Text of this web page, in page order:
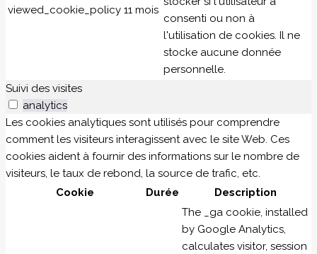
viewed_cookie_policy 11 mois
consenti ou non à
l'utilisation de cookies. Il ne
stocke aucune donnée
personnelle.
Suivi des visites
analytics
Les cookies analytiques sont utilisés pour comprendre
comment les visiteurs interagissent avec le site Web. Ces
cookies aident à fournir des informations sur le nombre de
visiteurs, le taux de rebond, la source de trafic, etc.
Cookie
Durée Description
The _ga cookie, installed
by Google Analytics,
calculates visitor, session